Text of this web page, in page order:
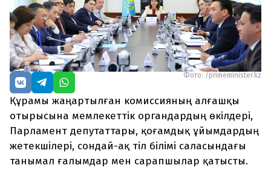
Фото: /primeminister.kz
Құрамы жаңартылған комиссияның алғашқы
отырысына мемлекеттік органдардың өкілдері,
Парламент депутаттары, қоғамдық ұйымдардың
жетекшілері, сондай-ақ тіл білімі саласындағы
танымал ғалымдар мен сарапшылар қатысты.